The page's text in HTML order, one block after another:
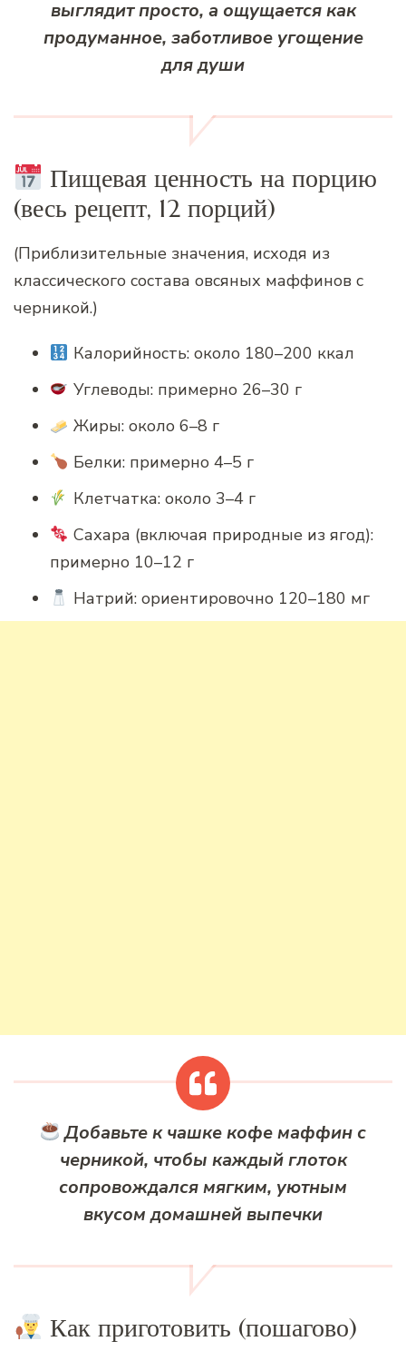
выглядит просто, а ощущается как
продуманное, заботливое угощение
для души
Пищевая ценность на порцию
(весь рецепт, 12 порций)
(Приблизительные значения, исходя из
классического состава овсяных маффинов с
черникой.)
Калорийность: около 180–200 ккал
Углеводы: примерно 26–30 г
Жиры: около 6–8 г
Белки: примерно 4–5 г
Клетчатка: около 3–4 г
Сахара (включая природные из ягод):
примерно 10–12 г
Натрий: ориентировочно 120–180 мг
Добавьте к чашке кофе маффин с
черникой, чтобы каждый глоток
сопровождался мягким, уютным
вкусом домашней выпечки
Как приготовить (пошагово)